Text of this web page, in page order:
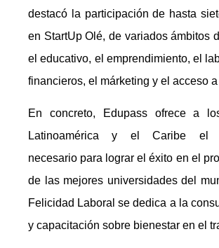
destacó la participación de hasta
en StartUp Olé, de variados ámbitos
el educativo, el emprendimiento, el
financieros, el márketing y el acceso
En concreto, Edupass ofrece a
Latinoamérica y el Caribe el
necesario para lograr el éxito en el
de las mejores universidades del
Felicidad Laboral se dedica a la
y capacitación sobre bienestar en el